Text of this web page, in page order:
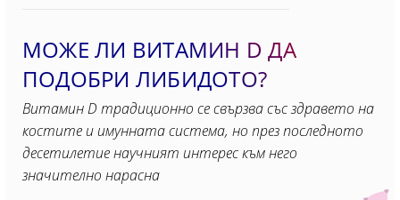
МОЖЕ ЛИ ВИТАМИН D ДА
ПОДОБРИ ЛИБИДОТО?
Витамин D традиционно се свързва със здравето на
костите и имунната система, но през последното
десетилетие научният интерес към него
значително нарасна